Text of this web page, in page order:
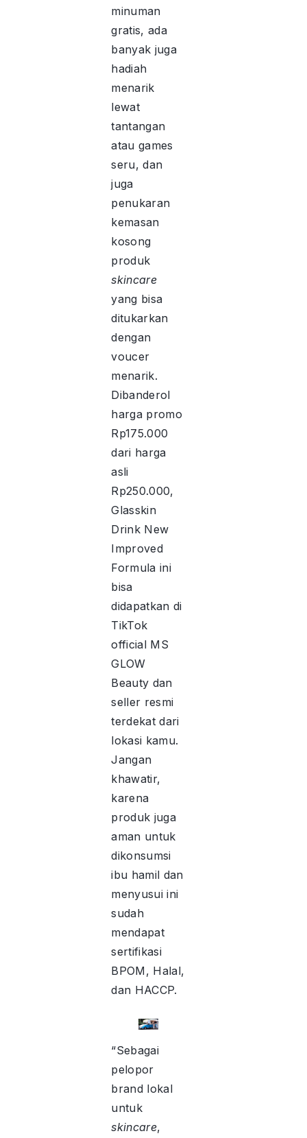
minuman
gratis, ada
banyak juga
hadiah
menarik
lewat
tantangan
atau games
seru, dan
juga
penukaran
kemasan
kosong
produk
skincare
yang bisa
ditukarkan
dengan
voucer
menarik.
Dibanderol
harga promo
Rp175.000
dari harga
asli
Rp250.000,
Glasskin
Drink New
Improved
Formula ini
bisa
didapatkan di
TikTok
official MS
GLOW
Beauty dan
seller resmi
terdekat dari
lokasi kamu.
Jangan
khawatir,
karena
produk juga
aman untuk
dikonsumsi
ibu hamil dan
menyusui ini
sudah
mendapat
sertifikasi
BPOM, Halal,
dan HACCP.
“Sebagai
pelopor
brand lokal
untuk
skincare,